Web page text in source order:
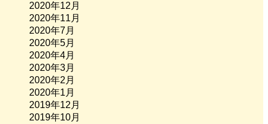
2020年12月
2020年11月
2020年7月
2020年5月
2020年4月
2020年3月
2020年2月
2020年1月
2019年12月
2019年10月